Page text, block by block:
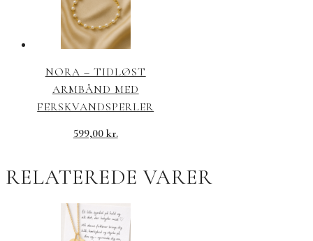
NORA – TIDLØST
ARMBÅND MED
FERSKVANDSPERLER
599,00 kr.
RELATEREDE VARER